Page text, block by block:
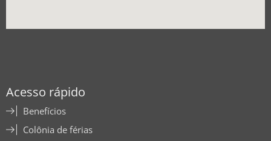
Acesso rápido
Benefícios
Colônia de férias